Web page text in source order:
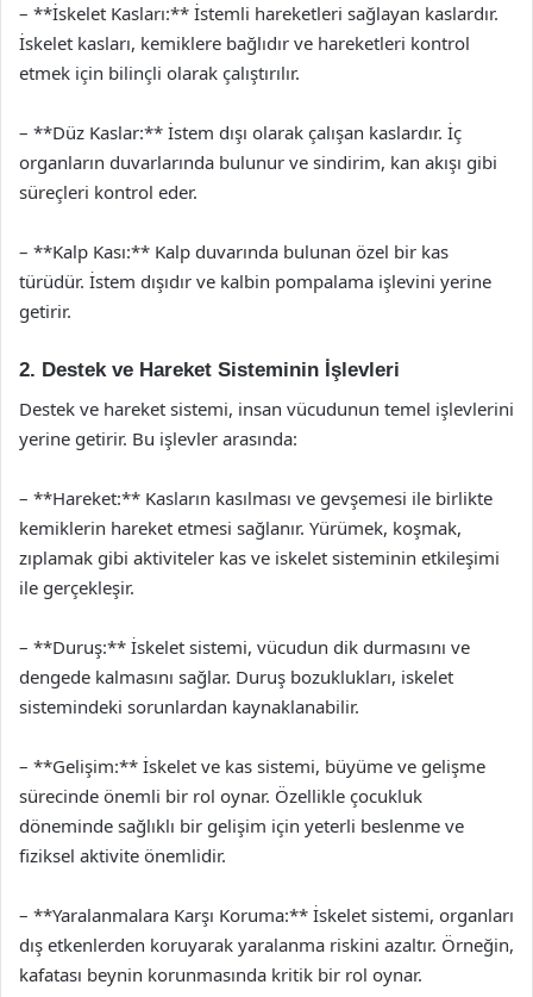
– **İskelet Kasları:** İstemli hareketleri sağlayan kaslardır.
İskelet kasları, kemiklere bağlıdır ve hareketleri kontrol
etmek için bilinçli olarak çalıştırılır.
– **Düz Kaslar:** İstem dışı olarak çalışan kaslardır. İç
organların duvarlarında bulunur ve sindirim, kan akışı gibi
süreçleri kontrol eder.
– **Kalp Kası:** Kalp duvarında bulunan özel bir kas
türüdür. İstem dışıdır ve kalbin pompalama işlevini yerine
getirir.
2. Destek ve Hareket Sisteminin İşlevleri
Destek ve hareket sistemi, insan vücudunun temel işlevlerini
yerine getirir. Bu işlevler arasında:
– **Hareket:** Kasların kasılması ve gevşemesi ile birlikte
kemiklerin hareket etmesi sağlanır. Yürümek, koşmak,
zıplamak gibi aktiviteler kas ve iskelet sisteminin etkileşimi
ile gerçekleşir.
– **Duruş:** İskelet sistemi, vücudun dik durmasını ve
dengede kalmasını sağlar. Duruş bozuklukları, iskelet
sistemindeki sorunlardan kaynaklanabilir.
– **Gelişim:** İskelet ve kas sistemi, büyüme ve gelişme
sürecinde önemli bir rol oynar. Özellikle çocukluk
döneminde sağlıklı bir gelişim için yeterli beslenme ve
fiziksel aktivite önemlidir.
– **Yaralanmalara Karşı Koruma:** İskelet sistemi, organları
dış etkenlerden koruyarak yaralanma riskini azaltır. Örneğin,
kafatası beynin korunmasında kritik bir rol oynar.